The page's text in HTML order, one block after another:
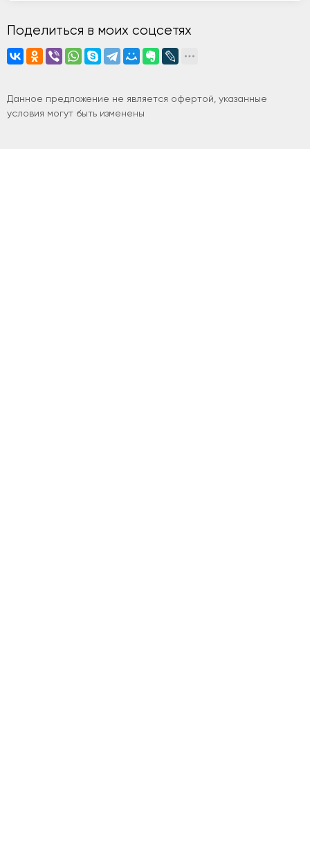
Поделиться в моих соцсетях
Данное предложение не является офертой, указанные
условия могут быть изменены